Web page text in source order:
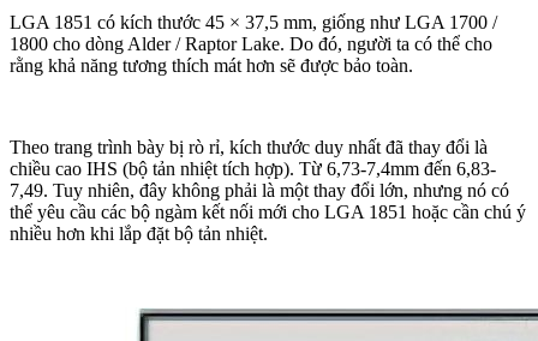
LGA 1851 có kích thước 45 × 37,5 mm, giống như LGA 1700 /
1800 cho dòng Alder / Raptor Lake. Do đó, người ta có thể cho
rằng khả năng tương thích mát hơn sẽ được bảo toàn.
Theo trang trình bày bị rò rỉ, kích thước duy nhất đã thay đổi là
chiều cao IHS (bộ tản nhiệt tích hợp). Từ 6,73-7,4mm đến 6,83-
7,49. Tuy nhiên, đây không phải là một thay đổi lớn, nhưng nó có
thể yêu cầu các bộ ngàm kết nối mới cho LGA 1851 hoặc cần chú ý
nhiều hơn khi lắp đặt bộ tản nhiệt.